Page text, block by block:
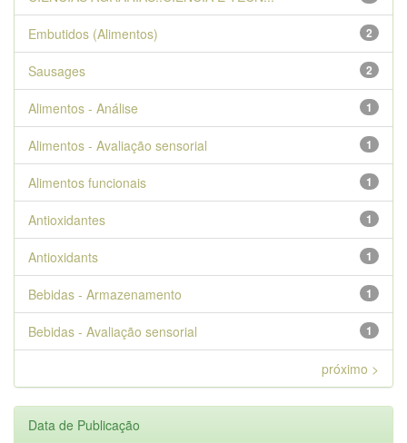
2
Embutidos (Alimentos)
2
Sausages
1
Alimentos - Análise
1
Alimentos - Avaliação sensorial
1
Alimentos funcionais
1
Antioxidantes
1
Antioxidants
1
Bebidas - Armazenamento
1
Bebidas - Avaliação sensorial
próximo >
Data de Publicação